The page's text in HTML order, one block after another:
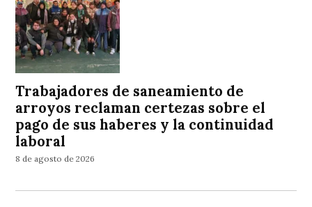
Trabajadores de saneamiento de
arroyos reclaman certezas sobre el
pago de sus haberes y la continuidad
laboral
8 de agosto de 2026